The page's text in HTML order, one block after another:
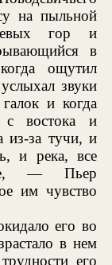
на пыльной
гор и
в
ощутил
звуки
и когда
с востока и
из-за тучи, и
и река, все
— Пьер
им чувство
его во
в нем
его